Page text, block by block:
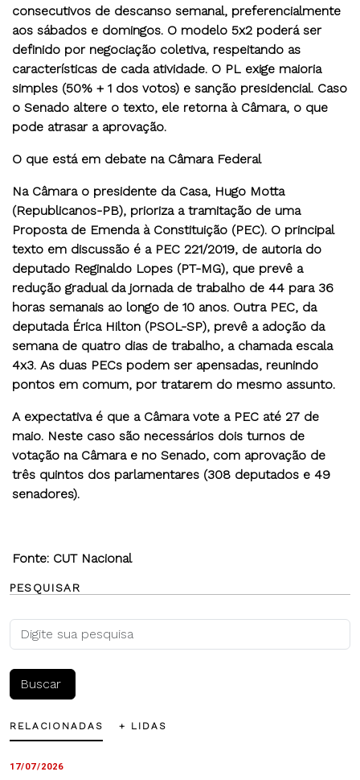
consecutivos de descanso semanal, preferencialmente
aos sábados e domingos. O modelo 5x2 poderá ser
definido por negociação coletiva, respeitando as
características de cada atividade. O PL exige maioria
simples (50% + 1 dos votos) e sanção presidencial. Caso
o Senado altere o texto, ele retorna à Câmara, o que
pode atrasar a aprovação.
O que está em debate na Câmara Federal
Na Câmara o presidente da Casa, Hugo Motta
(Republicanos-PB), prioriza a tramitação de uma
Proposta de Emenda à Constituição (PEC). O principal
texto em discussão é a PEC 221/2019, de autoria do
deputado Reginaldo Lopes (PT-MG), que prevê a
redução gradual da jornada de trabalho de 44 para 36
horas semanais ao longo de 10 anos. Outra PEC, da
deputada Érica Hilton (PSOL-SP), prevê a adoção da
semana de quatro dias de trabalho, a chamada escala
4x3. As duas PECs podem ser apensadas, reunindo
pontos em comum, por tratarem do mesmo assunto.
A expectativa é que a Câmara vote a PEC até 27 de
maio. Neste caso são necessários dois turnos de
votação na Câmara e no Senado, com aprovação de
três quintos dos parlamentares (308 deputados e 49
senadores).
Fonte: CUT Nacional
PESQUISAR
RELACIONADAS + LIDAS
17/07/2026